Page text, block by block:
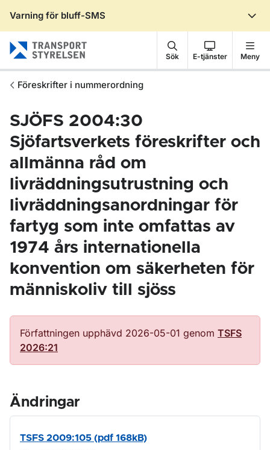
Varning för bluff-SMS
Sök E-tjänster Meny
Föreskrifter i nummerordning
SJÖFS 2004:30
Sjöfartsverkets föreskrifter och
allmänna råd om
livräddningsutrustning och
livräddningsanordningar för
fartyg som inte omfattas av
1974 års internationella
konvention om säkerheten för
människoliv till sjöss
Författningen upphävd 2026-05-01 genom TSFS
2026:21
Ändringar
TSFS 2009:105 (pdf 168kB)